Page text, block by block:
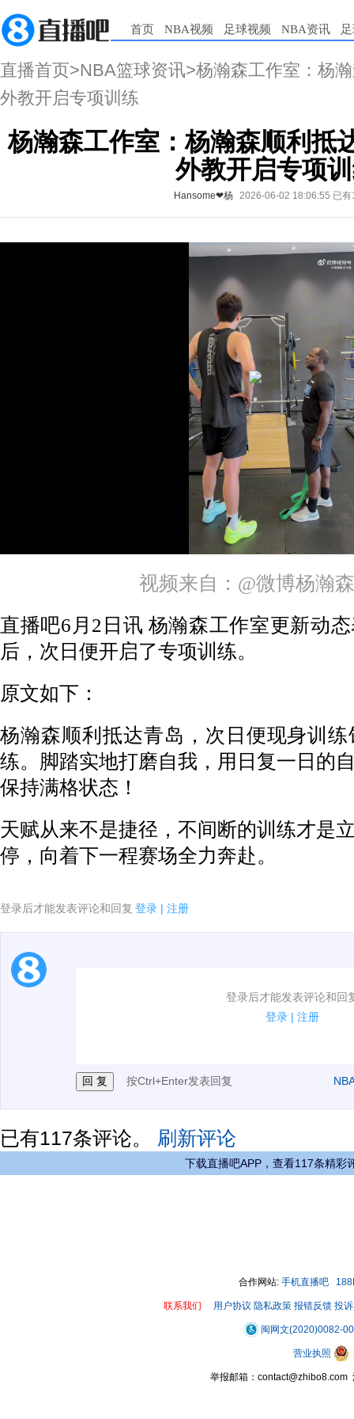
首页 NBA视频 足球视频 NBA资讯
直播首页>NBA篮球资讯>杨瀚森工作室：杨
外教开启专项训练
杨瀚森工作室：杨瀚森顺利抵
外教开启专项
Hansome❤杨 2026-06-02 18:06:55 已
视频来自：@微博杨瀚
直播吧6月2日讯 杨瀚森工作室更新动
后，次日便开启了专项训练。
原文如下：
杨瀚森顺利抵达青岛，次日便现身训
练。脚踏实地打磨自我，用日复一日的
保持满格状态！
天赋从来不是捷径，不间断的训练才是
停，向着下一程赛场全力奔赴。
登录后才能发表评论和回复 登录 | 注册
登录后才能发表评论和回
登录 | 注册
1.电脑端新用户可以发表评论了！
按Ctrl+Enter发表回复
已有117条评论。 刷新评论
下载直播吧APP，查看117条精彩
合作网站: 手机直播吧
联系我们 用户协议 隐私政策 报错反馈 投
闽网文(2020)0082-
营业执照
举报邮箱：